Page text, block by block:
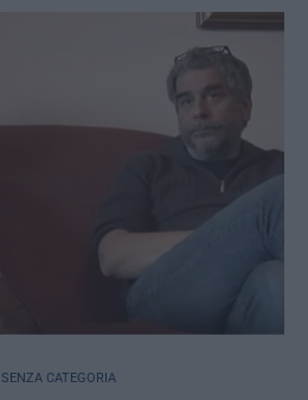
SENZA CATEGORIA